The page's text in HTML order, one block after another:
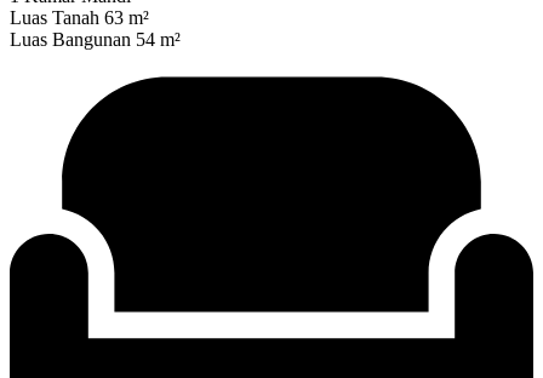
Luas Tanah 63 m²
Luas Bangunan 54 m²